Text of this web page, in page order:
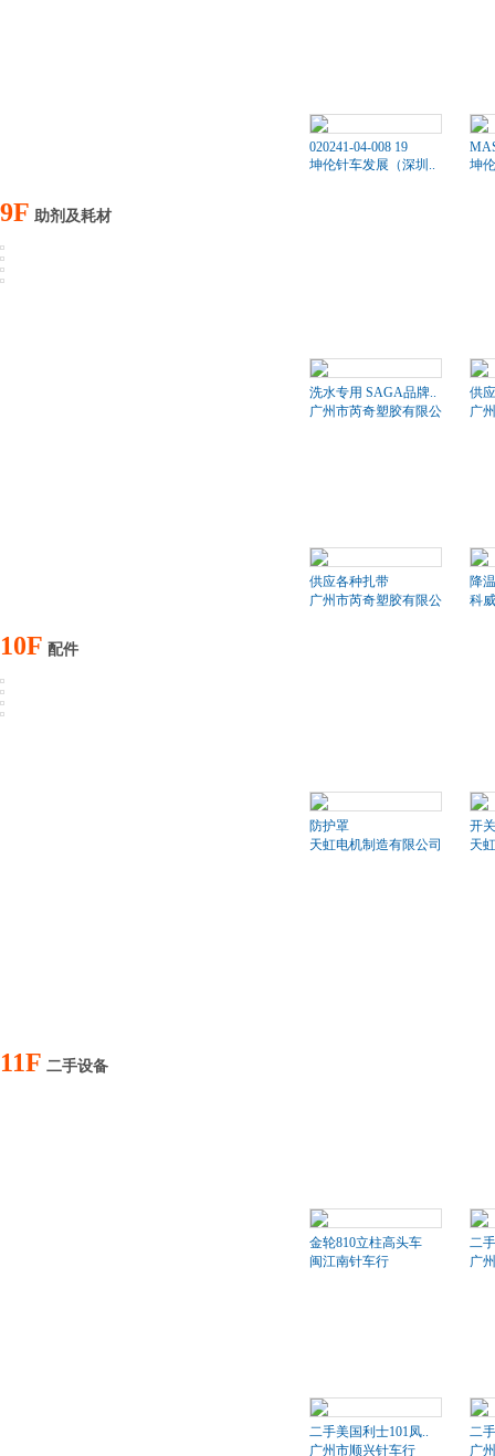
020241-04-008 19
坤伦针车发展（深圳..
坤
9F 助剂及耗材
洗水专用 SAGA品牌..
广州市芮奇塑胶有限公司
供
广
供应各种扎带
广州市芮奇塑胶有限公司
降
科
10F 配件
防护罩
天虹电机制造有限公司
开关
天
11F 二手设备
金轮810立柱高头车
闽江南针车行
二
广
二手美国利士101凤..
广州市顺兴针车行
二
广